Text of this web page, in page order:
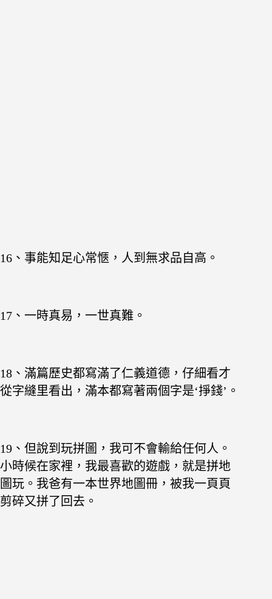
16、事能知足心常愜，人到無求品自高。
17、一時真易，一世真難。
18、滿篇歷史都寫滿了仁義道德，仔細看才
從字縫里看出，滿本都寫著兩個字是‘掙錢’。
19、 但說到玩拼圖，我可不會輸給任何人。
小時候在家裡，我最喜歡的遊戲，就是拼地
圖玩。我爸有一本世界地圖冊，被我一頁頁
剪碎又拼了回去。